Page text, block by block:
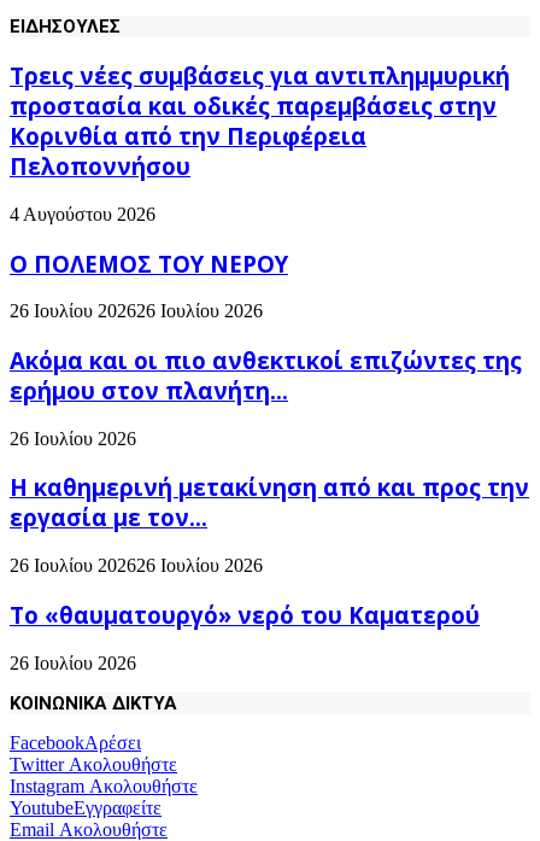
ΕΙΔΗΣΟΥΛΕΣ
Τρεις νέες συμβάσεις για αντιπλημμυρική
προστασία και οδικές παρεμβάσεις στην
Κορινθία από την Περιφέρεια
Πελοποννήσου
4 Αυγούστου 2026
Ο ΠΟΛΕΜΟΣ ΤΟΥ ΝΕΡΟΥ
26 Ιουλίου 202626 Ιουλίου 2026
Ακόμα και οι πιο ανθεκτικοί επιζώντες της
ερήμου στον πλανήτη...
26 Ιουλίου 2026
H καθημερινή μετακίνηση από και προς την
εργασία με τον...
26 Ιουλίου 202626 Ιουλίου 2026
Το «θαυματουργό» νερό του Καματερού
26 Ιουλίου 2026
ΚΟΙΝΩΝΙΚΑ ΔΙΚΤΥΑ
FacebookΑρέσει
TwitterΑκολουθήστε
Instagram Ακολουθήστε
YoutubeΕγγραφείτε
Email Ακολουθήστε